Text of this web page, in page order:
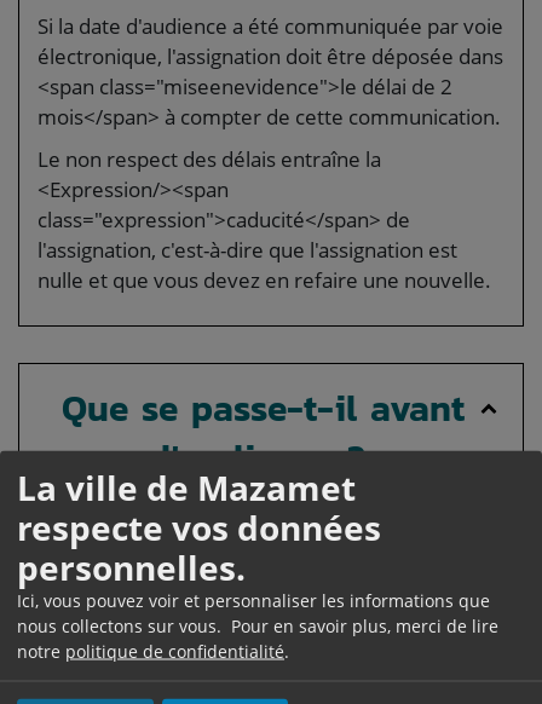
La ville de Mazamet
respecte vos données
personnelles.
Ici, vous pouvez voir et personnaliser les informations que
nous collectons sur vous. Pour en savoir plus, merci de lire
notre politique de confidentialité.
Si la date d'audience a été communiquée par voie
électronique, l'assignation doit être déposée dans
<span class="miseenevidence">le délai de 2
mois</span> à compter de cette communication.
Le non respect des délais entraîne la
<Expression/><span
class="expression">caducité</span> de
l'assignation, c'est-à-dire que l'assignation est
nulle et que vous devez en refaire une nouvelle.
Que se passe-t-il avant
l'audience ?
Date d'audience
Si la juridiction a été saisie par <span
class="miseenevidence">requête</span>, vous
recevez une convocation du tribunal qui indique
la date, l'heure et la salle d'audience.